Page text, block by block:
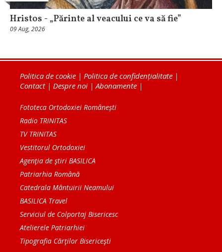
Hristos - „Părinte al veacului ce va să fie”
09 Aug, 2026
Politica de cookie | Politica de confidențialitate |
Contact| Despre noi |Abonamente |
Fototeca Ortodoxiei Românești
Radio TRINITAS
TV TRINITAS
Vestitorul Ortodoxiei
Agenţia de ştiri BASILICA
Patriarhia Română
Catedrala Mântuirii Neamului
BASILICA Travel
Serviciul de Colportaj Bisericesc
Atelierele Patriarhiei
Tipografia Cărţilor Bisericeşti